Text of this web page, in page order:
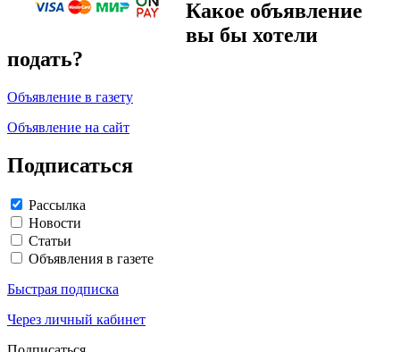
Какое объявление
вы бы хотели
подать?
Объявление в газету
Объявление на сайт
Подписаться
Рассылка
Новости
Статьи
Объявления в газете
Быстрая подписка
Через личный кабинет